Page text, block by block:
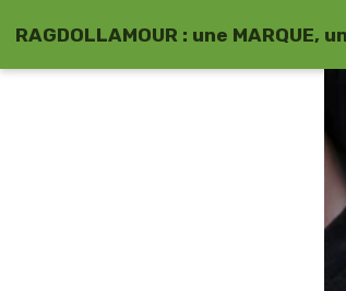
RAGDOLLAMOUR : une